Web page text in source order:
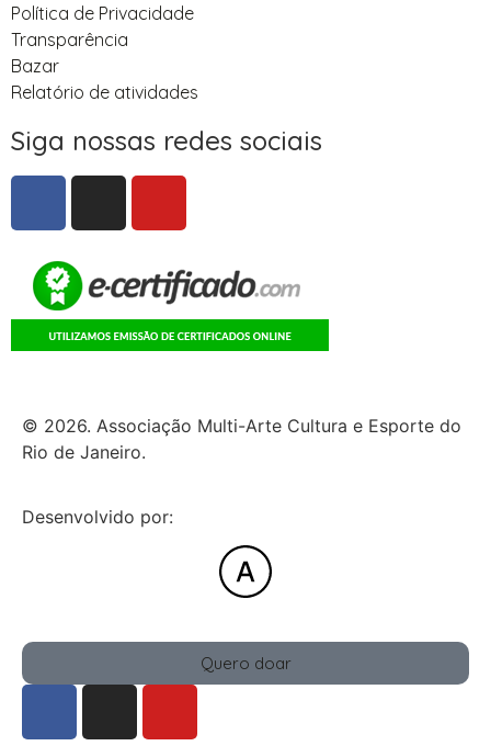
Política de Privacidade
Transparência
Bazar
Relatório de atividades
Siga nossas redes sociais
© 2026. Associação Multi-Arte Cultura e Esporte do
Rio de Janeiro.
Desenvolvido por:
Bazar
Quero doar